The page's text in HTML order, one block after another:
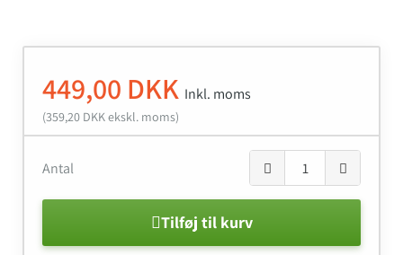
449,00 DKK Inkl. moms
(359,20 DKK ekskl. moms)
Antal
Tilføj til kurv